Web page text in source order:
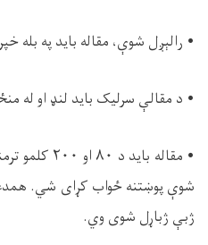
• رالېږل شوې، مقاله باید په بله
• د مقالې سرلیک باید لنډ او له
• مقاله
شوې پوښتنه ځواب کړای شي. همدغه
ژبې ژباړل شوی وي.